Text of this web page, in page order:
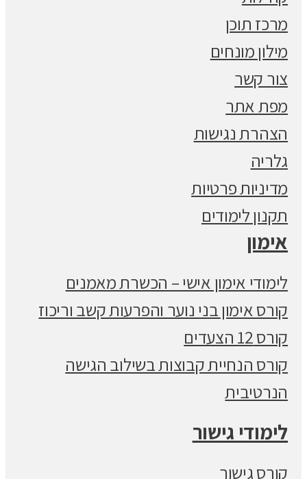
מרכז תוכן
מילון מונחים
צור קשר
מפת אתר
הצהרת נגישות
גלריה
מדיניות פרטיות
תקנון לימודים
אימון
לימודי אימון אישי – הכשרת מאמנים
קורס אימון בני נוער והפרעות קשב וריכוז
קורס 12 הצעדים
קורס הנחיית קבוצות בשילוב הגישה
הנרטיבית
לימודי גישור
קורס גישור